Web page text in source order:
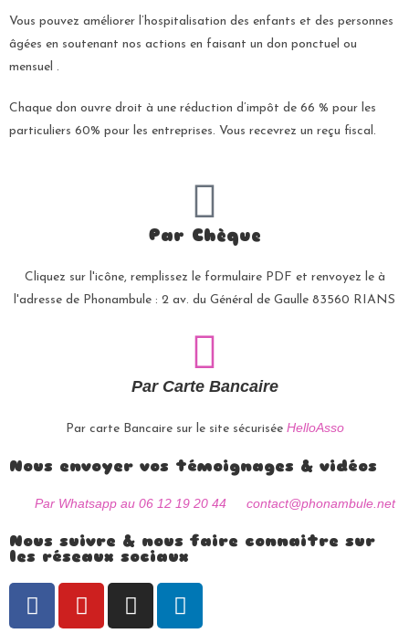
Vous pouvez améliorer l’hospitalisation des enfants et des personnes
âgées en soutenant nos actions en faisant un don ponctuel ou
mensuel .
Chaque don ouvre droit à une réduction d’impôt de 66 % pour les
particuliers 60% pour les entreprises. Vous recevrez un reçu fiscal.
Par Chèque
Cliquez sur l'icône, remplissez le formulaire PDF et renvoyez le à
l'adresse de Phonambule : 2 av. du Général de Gaulle 83560 RIANS
Par Carte Bancaire
Par carte Bancaire sur le site sécurisée HelloAsso
Nous envoyer vos témoignages & vidéos
Par Whatsapp au 06 12 19 20 44 contact@phonambule.net
Nous suivre & nous faire connaitre sur
les réseaux sociaux